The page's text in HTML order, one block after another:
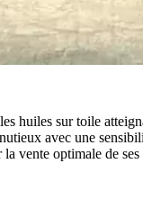
huiles sur toile
avec une
vente optimale de ses